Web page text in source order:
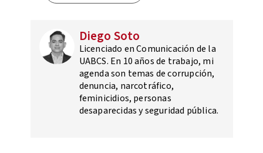
Diego Soto
Licenciado en Comunicación de la
UABCS. En 10 años de trabajo, mi
agenda son temas de corrupción,
denuncia, narcotráfico,
feminicidios, personas
desaparecidas y seguridad pública.